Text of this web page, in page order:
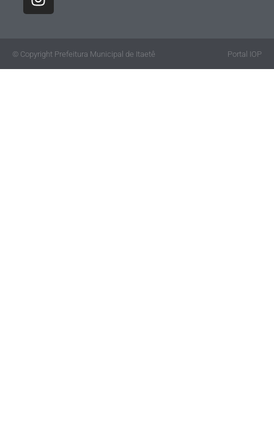
© Copyright Prefeitura Municipal de Itaetê Portal IOP